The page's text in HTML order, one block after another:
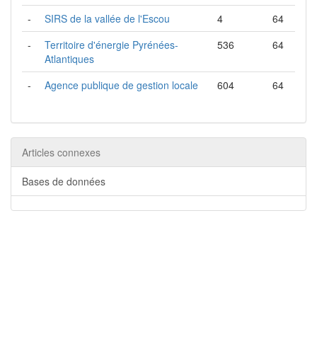
-
SIRS de la vallée de l'Escou 4
64
-
Territoire d'énergie Pyrénées-
Atlantiques
536 64
- Agence publique de gestion locale 604 64
Articles connexes
Bases de données